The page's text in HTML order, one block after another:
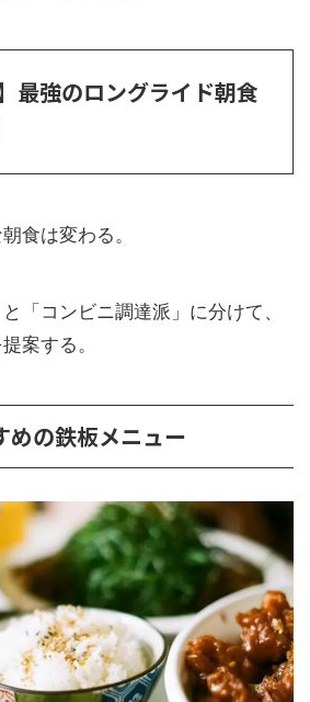
最強のロングライド朝食
食は変わる。
「コンビニ調達派」に分けて、
案する。
めの鉄板メニュー